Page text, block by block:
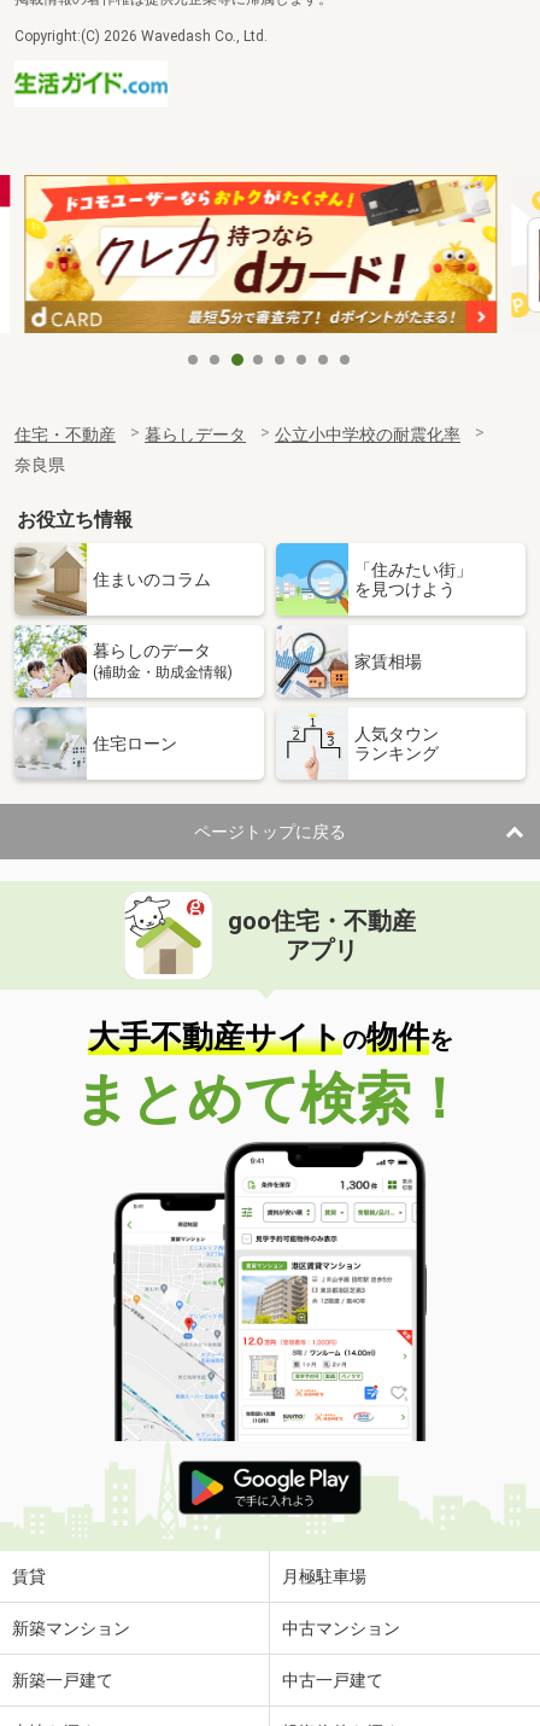
Copyright:(C) 2026 Wavedash Co., Ltd.
住宅・不動産 暮らしデータ
公立小中学校の耐震化率
奈良県
お役立ち情報
住まいのコラム
「住みたい街」
を見つけよう
暮らしのデータ
(補助金・助成金情報)
家賃相場
住宅ローン
人気タウン
ランキング
ページトップに戻る
goo住宅・不動産
アプリ
大手不動産サイトの物件を
まとめて検索！
賃貸 月極駐車場
新築マンション 中古マンション
新築一戸建て 中古一戸建て